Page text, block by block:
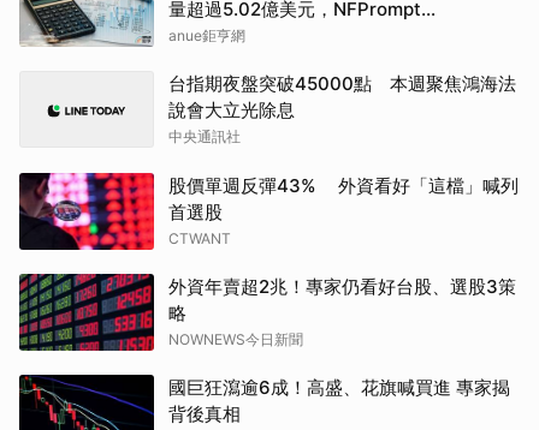
量超過5.02億美元，NFPrompt
Token(NFP)24小時漲幅達66.2%
anue鉅亨網
台指期夜盤突破45000點 本週聚焦鴻海法
說會大立光除息
中央通訊社
股價單週反彈43% 外資看好「這檔」喊列
首選股
CTWANT
外資年賣超2兆！專家仍看好台股、選股3策
略
NOWNEWS今日新聞
國巨狂瀉逾6成！高盛、花旗喊買進 專家揭
背後真相